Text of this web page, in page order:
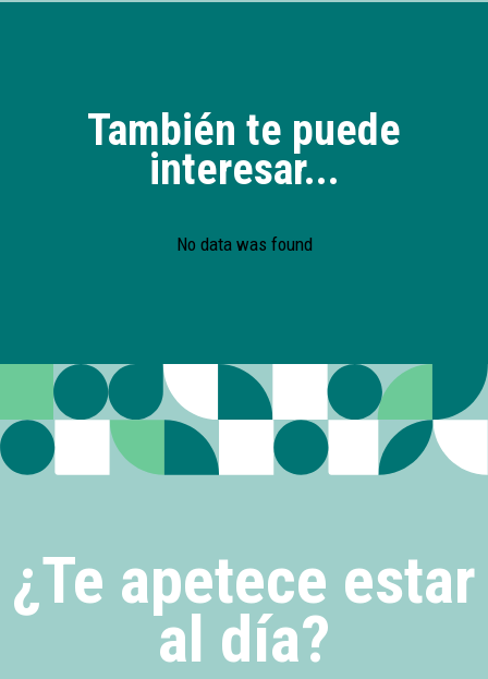
También te puede
interesar...
No data was found
¿Te apetece estar
al día?